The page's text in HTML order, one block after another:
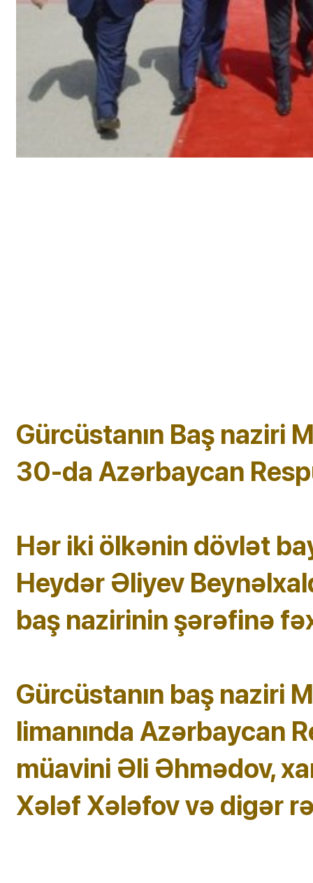
Gürcüstanın Baş naziri
30-da Azərbaycan
Hər iki ölkənin dövlət
Heydər Əliyev
baş nazirinin şərəfinə
Gürcüstanın baş naziri
limanında Azərbaycan
müavini Əli Əhmədov,
Xələf Xələfov və digər